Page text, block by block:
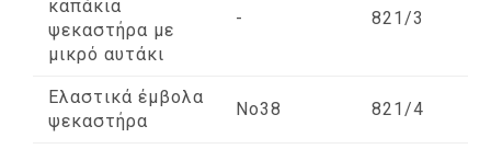
καπάκια
ψεκαστήρα με
μικρό αυτάκι
- 821/3
Ελαστικά έμβολα
ψεκαστήρα
Νο38 821/4